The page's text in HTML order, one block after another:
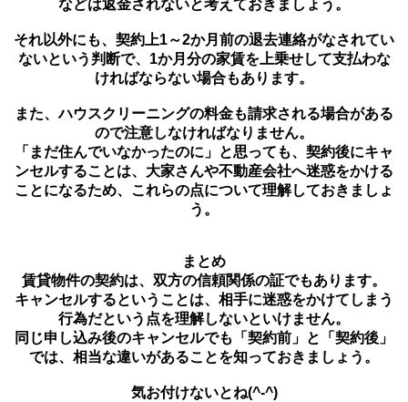
などは返金されないと考えておきましょう。
それ以外にも、契約上1～2か月前の退去連絡がなされてい
ないという判断で、1か月分の家賃を上乗せして支払わな
ければならない場合もあります。
また、ハウスクリーニングの料金も請求される場合がある
ので注意しなければなりません。
「まだ住んでいなかったのに」と思っても、契約後にキャ
ンセルすることは、大家さんや不動産会社へ迷惑をかける
ことになるため、これらの点について理解しておきましょ
う。
まとめ
賃貸物件の契約は、双方の信頼関係の証でもあります。
キャンセルするということは、相手に迷惑をかけてしまう
行為だという点を理解しないといけません。
同じ申し込み後のキャンセルでも「契約前」と「契約後」
では、相当な違いがあることを知っておきましょう。
気お付けないとね(^-^)